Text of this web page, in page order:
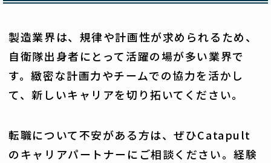
製造業界は、規律や計画性が求められるため、
自衛隊出身者にとって活躍の場が多い業界で
す。緻密な計画力やチームでの協力を活かし
て、新しいキャリアを切り拓いてください。
転職について不安がある方は、ぜひCatapult
のキャリアパートナーにご相談ください。経験